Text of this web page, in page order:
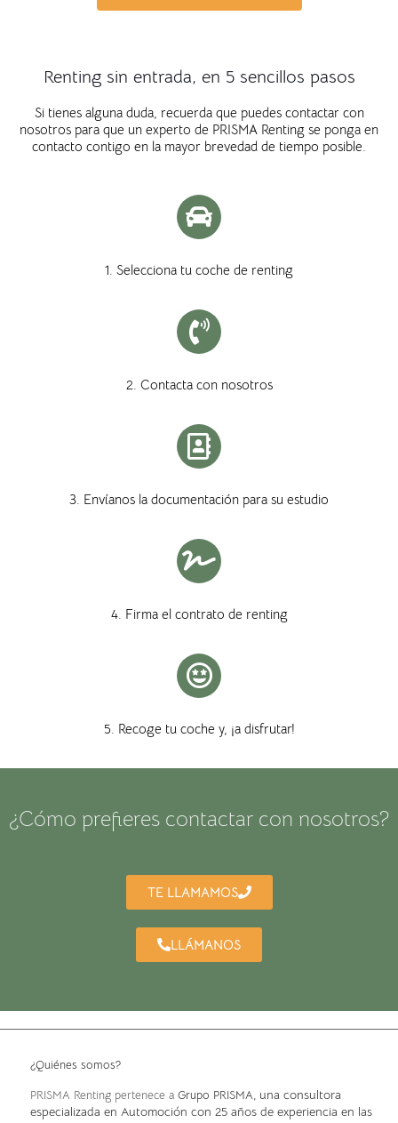
Renting sin entrada, en 5 sencillos pasos
Si tienes alguna duda, recuerda que puedes contactar con
nosotros para que un experto de PRISMA Renting se ponga en
contacto contigo en la mayor brevedad de tiempo posible.
1. Selecciona tu coche de renting
2. Contacta con nosotros
3. Envíanos la documentación para su estudio
4. Firma el contrato de renting
5. Recoge tu coche y, ¡a disfrutar!
¿Cómo prefieres contactar con nosotros?
TE LLAMAMOS
LLÁMANOS
¿Quiénes somos?
PRISMA Renting pertenece a Grupo PRISMA , una consultora
especializada en Automoción con 25 años de experiencia en las